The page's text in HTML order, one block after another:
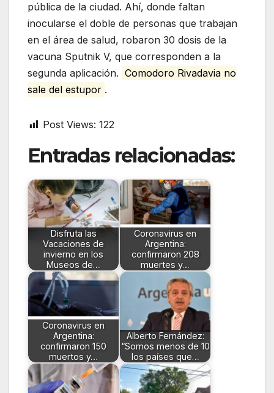
pública de la ciudad. Ahí, donde faltan
inocularse el doble de personas que trabajan
en el área de salud, robaron 30 dosis de la
vacuna Sputnik V, que corresponden a la
segunda aplicación. Comodoro Rivadavia no
sale del estupor .
Post Views: 122
Entradas relacionadas:
Disfruta las
Vacaciones de
invierno en los
Museos de…
Coronavirus en
Argentina:
confirmaron 208
muertes y…
Coronavirus en
Argentina:
confirmaron 150
muertos y…
Alberto Fernández:
“Somos menos de 10
los países que…